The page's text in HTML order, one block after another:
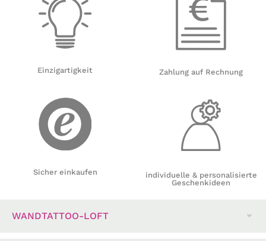
Einzigartigkeit
Sicher einkaufen
Zahlung auf Rechnung
individuelle & personalisierte
Geschenkideen
WANDTATTOO-LOFT